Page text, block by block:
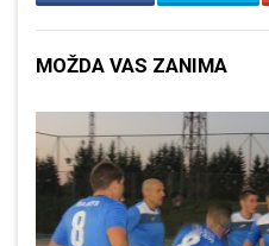
MOŽDA VAS ZANIMA